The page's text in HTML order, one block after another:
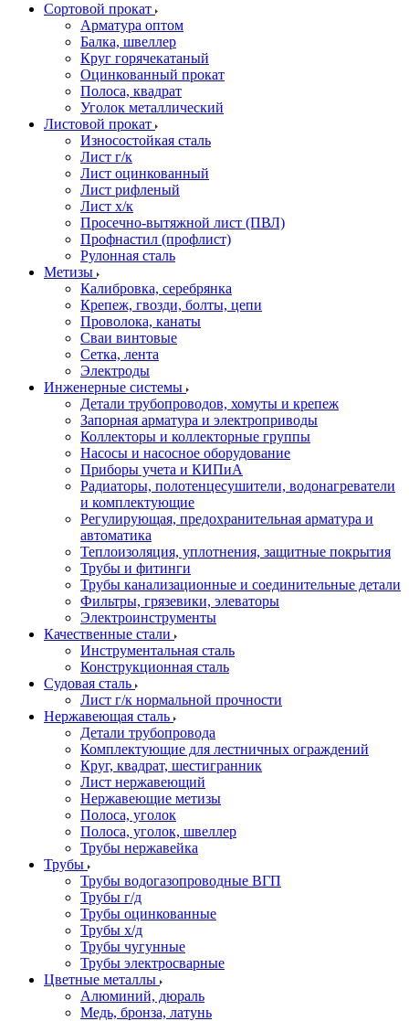
Сортовой прокат
Арматура оптом
Балка, швеллер
Круг горячекатаный
Оцинкованный прокат
Полоса, квадрат
Уголок металлический
Листовой прокат
Износостойкая сталь
Лист г/к
Лист оцинкованный
Лист рифленый
Лист х/к
Просечно-вытяжной лист (ПВЛ)
Профнастил (профлист)
Рулонная сталь
Метизы
Калибровка, серебрянка
Крепеж, гвозди, болты, цепи
Проволока, канаты
Сваи винтовые
Сетка, лента
Электроды
Инженерные системы
Детали трубопроводов, хомуты и крепеж
Запорная арматура и электроприводы
Коллекторы и коллекторные группы
Насосы и насосное оборудование
Приборы учета и КИПиА
Радиаторы, полотенцесушители, водонагреватели
и комплектующие
Регулирующая, предохранительная арматура и
автоматика
Теплоизоляция, уплотнения, защитные покрытия
Трубы и фитинги
Трубы канализационные и соединительные детали
Фильтры, грязевики, элеваторы
Электроинструменты
Качественные стали
Инструментальная сталь
Конструкционная сталь
Судовая сталь
Лист г/к нормальной прочности
Нержавеющая сталь
Детали трубопровода
Комплектующие для лестничных ограждений
Круг, квадрат, шестигранник
Лист нержавеющий
Нержавеющие метизы
Полоса, уголок
Полоса, уголок, швеллер
Трубы нержавейка
Трубы
Трубы водогазопроводные ВГП
Трубы г/д
Трубы оцинкованные
Трубы х/д
Трубы чугунные
Трубы электросварные
Цветные металлы
Алюминий, дюраль
Медь, бронза, латунь